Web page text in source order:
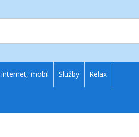
internet, mobil Služby Relax